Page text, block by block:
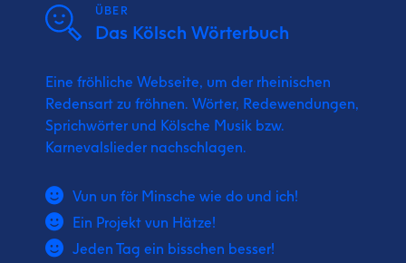
ÜBER
Das Kölsch Wörterbuch
Eine fröhliche Webseite, um der rheinischen
Redensart zu fröhnen. Wörter, Redewendungen,
Sprichwörter und Kölsche Musik bzw.
Karnevalslieder nachschlagen.
Vun un för Minsche wie do und ich!
Ein Projekt vun Hätze!
Jeden Tag ein bisschen besser!